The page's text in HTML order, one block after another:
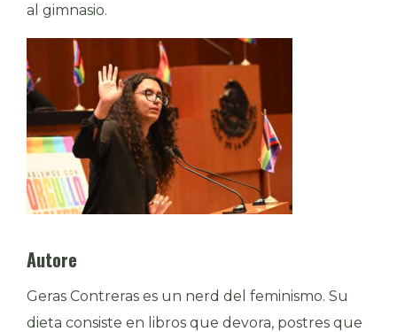
al gimnasio.
Autore
Geras Contreras es un nerd del feminismo. Su
dieta consiste en libros que devora, postres que